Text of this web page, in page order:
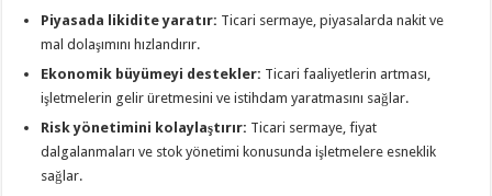
Piyasada likidite yaratır: Ticari sermaye, piyasalarda nakit ve
mal dolaşımını hızlandırır.
Ekonomik büyümeyi destekler: Ticari faaliyetlerin artması,
işletmelerin gelir üretmesini ve istihdam yaratmasını sağlar.
Risk yönetimini kolaylaştırır: Ticari sermaye, fiyat
dalgalanmaları ve stok yönetimi konusunda işletmelere esneklik
sağlar.